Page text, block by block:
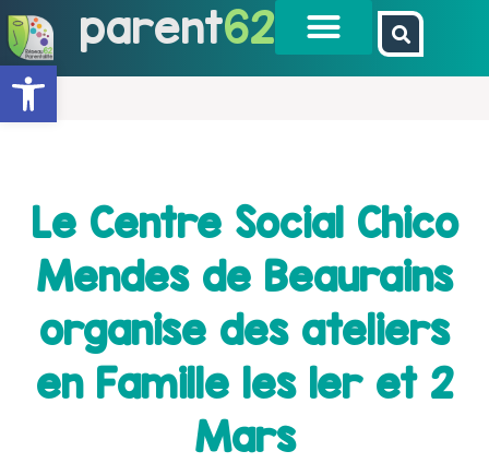
Ouvrir la barre d’outils
parent62
Le Centre Social Chico
Mendes de Beaurains
organise des ateliers
en Famille les 1er et 2
Mars